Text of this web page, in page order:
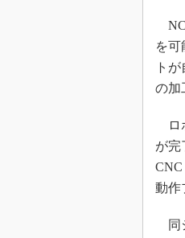
NC
を可
ト
の加
ロ
が完
動作
同